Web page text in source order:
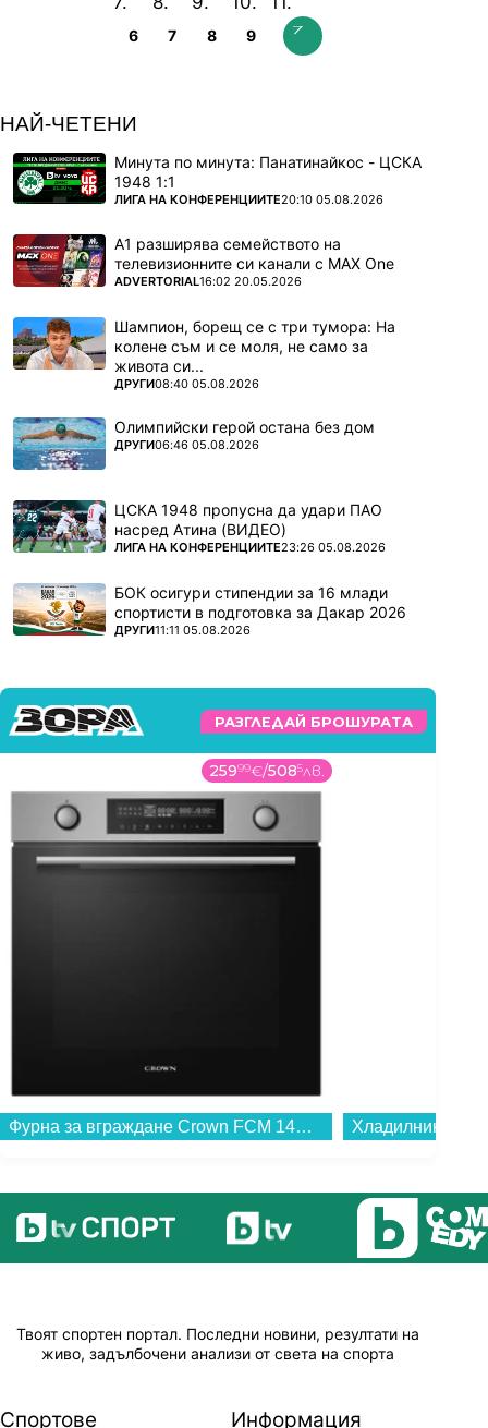
6 7 8 9
НАЙ-ЧЕТЕНИ
Минута по минута: Панатинайкос - ЦСКА
1948 1:1
ПОВЕЧЕ ОТ
ЛИГА НА КОНФЕРЕНЦИИТЕ20:10 05.08.2026
А1 разширява семейството на
телевизионните си канали с MAX One
ПОВЕЧЕ ОТ
ADVERTORIAL16:02 20.05.2026
Шампион, борещ се с три тумора: На
колене съм и се моля, не само за
живота си...
ПОВЕЧЕ ОТ
ДРУГИ08:40 05.08.2026
Олимпийски герой остана без дом
ПОВЕЧЕ ОТ
ДРУГИ06:46 05.08.2026
ЦСКА 1948 пропусна да удари ПАО
насред Атина (ВИДЕО)
ПОВЕЧЕ ОТ
ЛИГА НА КОНФЕРЕНЦИИТЕ23:26 05.08.2026
БОК осигури стипендии за 16 млади
спортисти в подготовка за Дакар 2026
ПОВЕЧЕ ОТ
ДРУГИ11:11 05.08.2026
РАЗГЛЕДАЙ БРОШУРАТА
25999€/5085лв.
Фурна за вграждане Crown FCM 14A50IX , 72 , А+ , Електронно...
Твоят спортен портал. Последни новини, резултати на
живо, задълбочени анализи от света на спорта
Спортове Информация